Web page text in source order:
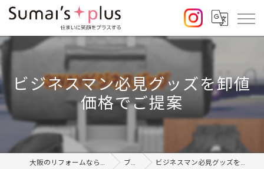
ビジネスマン必見グッズを卸値
価格でご提案
大阪のリフォームならSumai's Plus ブログ ビジネスマン必見グッズを卸値価格でご提案